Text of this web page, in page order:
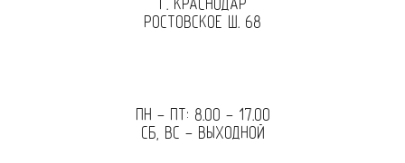
Г. КРАСНОДАР
РОСТОВСКОЕ Ш. 68
ПН - ПТ: 8.00 - 17.00
СБ, ВС - ВЫХОДНОЙ